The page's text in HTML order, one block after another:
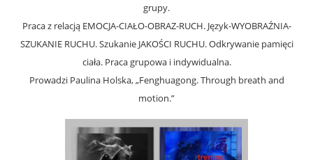
grupy.
Praca z relacją EMOCJA-CIAŁO-OBRAZ-RUCH. Język-WYOBRAŹNIA-
SZUKANIE RUCHU. Szukanie JAKOŚCI RUCHU. Odkrywanie pamięci
ciała. Praca grupowa i indywidualna.
Prowadzi Paulina Holska, „Fenghuagong. Through breath and
motion.”